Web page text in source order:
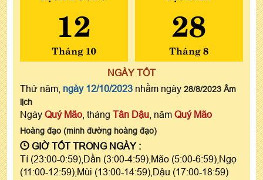
12
Tháng 10
28
Tháng 8
NGÀY TỐT
Thứ năm, ngày 12/10/2023 nhằm ngày 28/8/2023 Âm
lịch
Ngày Quý Mão , tháng Tân Dậu , năm Quý Mão
Hoàng đạo (minh đường hoàng đạo)
GIỜ TỐT TRONG NGÀY :
Tí (23:00-0:59),Dần (3:00-4:59),Mão (5:00-6:59),Ngọ
(11:00-12:59),Mùi (13:00-14:59),Dậu (17:00-18:59)